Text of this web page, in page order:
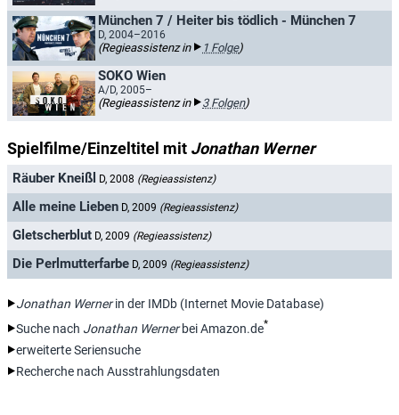
München 7 / Heiter bis tödlich - München 7
D, 2004–2016
(Regieassistenz in 1 Folge)
SOKO Wien
A/D, 2005–
(Regieassistenz in 3 Folgen)
Spielfilme/Einzeltitel mit Jonathan Werner
Räuber Kneißl D, 2008 (Regieassistenz)
Alle meine Lieben D, 2009 (Regieassistenz)
Gletscherblut D, 2009 (Regieassistenz)
Die Perlmutterfarbe D, 2009 (Regieassistenz)
Jonathan Wernerin der IMDb (Internet Movie Database)
Suche nach Jonathan Wernerbei Amazon.de*
erweiterte Seriensuche
Recherche nach Ausstrahlungsdaten